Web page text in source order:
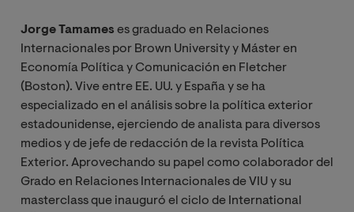
Jorge Tamames es graduado en Relaciones
Internacionales por Brown University y Máster en
Economía Política y Comunicación en Fletcher
(Boston). Vive entre EE. UU. y España y se ha
especializado en el análisis sobre la política exterior
estadounidense, ejerciendo de analista para diversos
medios y de jefe de redacción de la revista Política
Exterior. Aprovechando su papel como colaborador del
Grado en Relaciones Internacionales de VIU y su
masterclass que inauguró el ciclo de International